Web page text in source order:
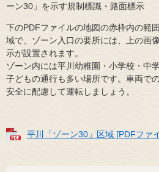
ーン30」を示す規制標識・路面標示
下のPDFファイルの地図の赤枠内の範
域で、ゾーン入口の要所には、上の画
示が設置されます。
ゾーン内には平川幼稚園・小学校・中
子どもの通行も多い場所です。車両で
安全に配慮して運転しましょう。
平川「ゾーン30」区域 [PDFファ